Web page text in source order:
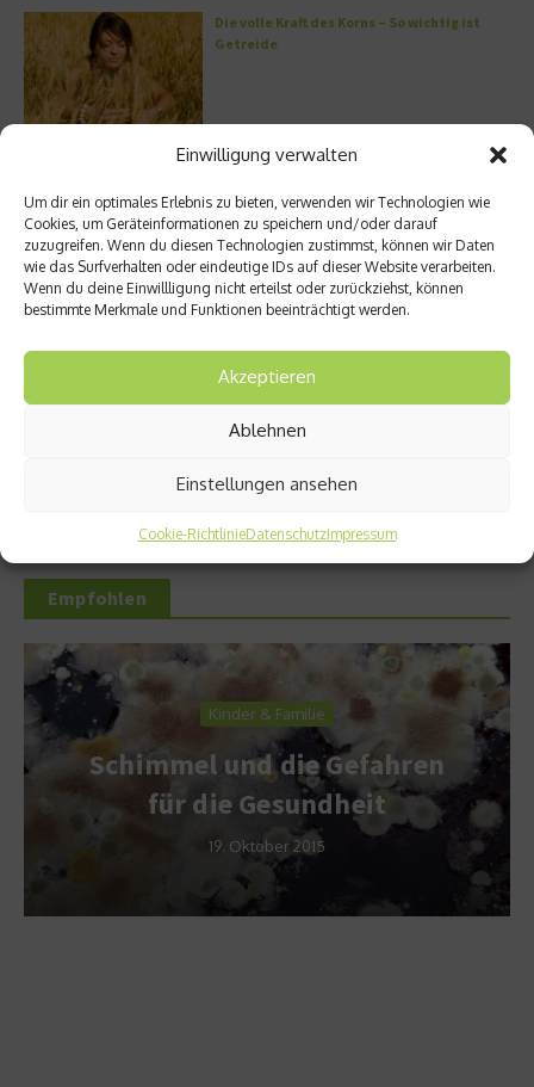
Einwilligung verwalten
Um dir ein optimales Erlebnis zu bieten, verwenden wir Technologien wie
Cookies, um Geräteinformationen zu speichern und/oder darauf
zuzugreifen. Wenn du diesen Technologien zustimmst, können wir Daten
wie das Surfverhalten oder eindeutige IDs auf dieser Website verarbeiten.
Wenn du deine Einwillligung nicht erteilst oder zurückziehst, können
bestimmte Merkmale und Funktionen beeinträchtigt werden.
Akzeptieren
Ablehnen
Einstellungen ansehen
Cookie-RichtlinieDatenschutzImpressum
Die volle Kraft des Korns – So wichtig ist
Getreide
Entzündung der Nebenhöhlen: Symptome
Welches Ashwagandha sollte ich kaufen?
Stuhlgang – wie oft ist eigentlich normal?
Empfohlen
Kinder & Familie
Schimmel und die Gefahren
für die Gesundheit
19. Oktober 2015